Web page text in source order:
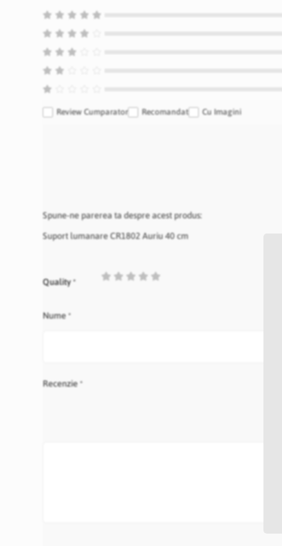
Review Cumparator Recomandat Cu Imagini
Spune-ne parerea ta despre acest produs:
Suport lumanare CR1802 Auriu 40 cm
Quality
1
2
3
4
Nume
Recenzie